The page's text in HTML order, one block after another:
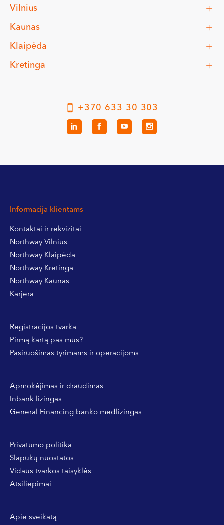
Vilnius
Kaunas
Klaipėda
Kretinga
+370 633 30 303
Informacija klientams
Kontaktai ir rekvizitai
Northway Vilnius
Northway Klaipėda
Northway Kretinga
Northway Kaunas
Karjera
Registracijos tvarka
Pirmą kartą pas mus?
Pasiruošimas tyrimams ir operacijoms
Apmokėjimas ir draudimas
Inbank lizingas
General Financing banko medlizingas
Privatumo politika
Slapukų nuostatos
Vidaus tvarkos taisyklės
Atsiliepimai
Apie sveikatą